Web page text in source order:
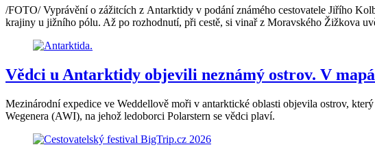
/FOTO/ Vyprávění o zážitcích z Antarktidy v podání známého cestovatele Jiřího
krajiny u jižního pólu. Až po rozhodnutí, při cestě, si vinař z Moravského Žižkova
Vědci u Antarktidy objevili neznámý ostrov. V
Mezinárodní expedice ve Weddellově moři v antarktické oblasti objevila ostrov,
Wegenera (AWI), na jehož ledoborci Polarstern se vědci plaví.